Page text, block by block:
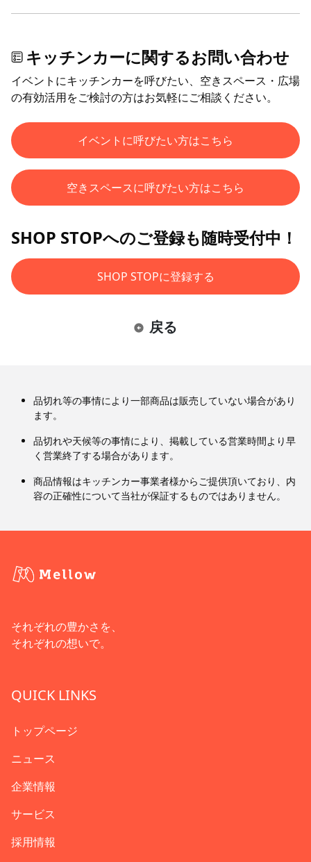
キッチンカーに関するお問い合わせ
イベントにキッチンカーを呼びたい、空きスペース・広場
の有効活用をご検討の方はお気軽にご相談ください。
イベントに呼びたい方はこちら
空きスペースに呼びたい方はこちら
SHOP STOPへのご登録も随時受付中！
SHOP STOPに登録する
戻る
品切れ等の事情により一部商品は販売していない場合があり
ます。
品切れや天候等の事情により、掲載している営業時間より早
く営業終了する場合があります。
商品情報はキッチンカー事業者様からご提供頂いており、内
容の正確性について当社が保証するものではありません。
それぞれの豊かさを、
それぞれの想いで。
QUICK LINKS
トップページ
ニュース
企業情報
サービス
採用情報